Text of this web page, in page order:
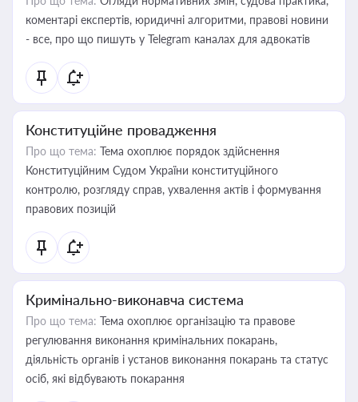
коментарі експертів, юридичні алгоритми, правові новини
- все, про що пишуть у Telegram каналах для адвокатів
Конституційне провадження
Про що тема: Тема охоплює порядок здійснення
Конституційним Судом України конституційного
контролю, розгляду справ, ухвалення актів і формування
правових позицій
Кримінально-виконавча система
Про що тема: Тема охоплює організацію та правове
регулювання виконання кримінальних покарань,
діяльність органів і установ виконання покарань та статус
осіб, які відбувають покарання